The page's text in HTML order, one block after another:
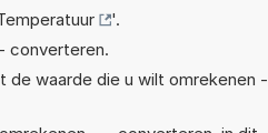
'.
converteren.
de waarde die u wilt omrekenen -